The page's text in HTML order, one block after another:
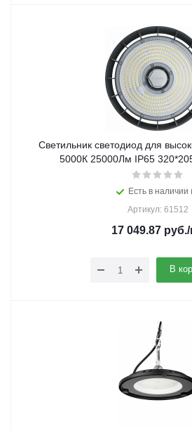
Светильник светодиод для
5000К 25000Лм IP65
Есть в наличии
Артикул: 61512
17 049.87руб.
В